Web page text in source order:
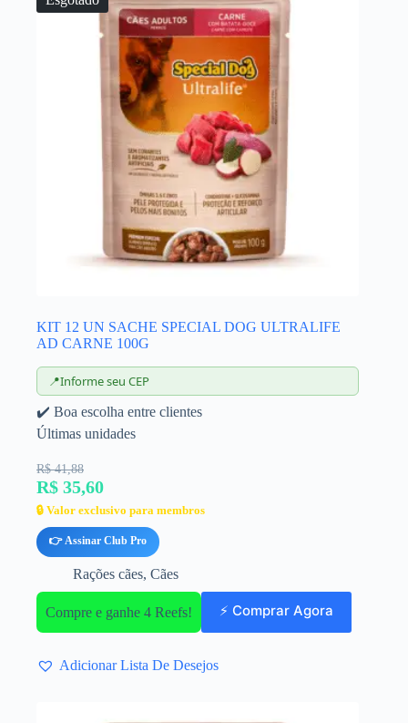
KIT 12 UN SACHE SPECIAL DOG ULTRALIFE
AD CARNE 100G
📍Informe seu CEP
✔️ Boa escolha entre clientes
Últimas unidades
R$ 41,88
R$ 35,60
🔒 Valor exclusivo para membros
👉 Assinar Club Pro
Rações cães, Cães
Compre e ganhe 4 Reefs! ⚡ Comprar Agora
Adicionar Lista De Desejos